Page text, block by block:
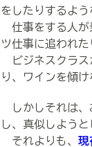
をしたりするよう
仕事をする人が
ツ仕事に追われた
ビジネスクラス
り、ワインを傾
しかしそれは、
し、真似しよう
それよりも、 現